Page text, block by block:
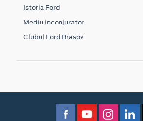
Istoria Ford
Mediu inconjurator
Clubul Ford Brasov